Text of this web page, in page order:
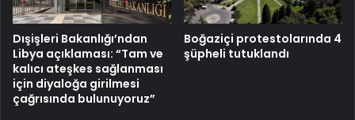
Dışişleri Bakanlığı’ndan
Libya açıklaması: “Tam ve
kalıcı ateşkes sağlanması
için diyaloğa girilmesi
çağrısında bulunuyoruz”
Boğaziçi protestolarında 4
şüpheli tutuklandı